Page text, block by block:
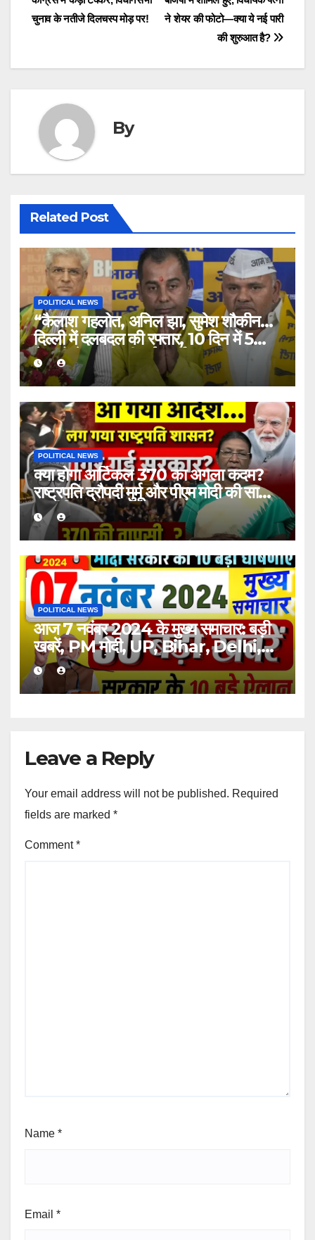
navigation
ने शेयर की फोटो—क्या ये नई पारी
की शुरुआत है?
चुनाव के नतीजे दिलचस्प मोड़ पर!
By
Related Post
POLITICAL NEWS
“कैलाश गहलोत, अनिल झा, सुमेश शौकीन…
दिल्ली में दलबदल की रफ्तार, 10 दिन में 5
नेताओं ने जॉइन की नई पार्टी”
POLITICAL NEWS
क्या होगा आर्टिकल 370 का अगला कदम?
राष्ट्रपति द्रौपदी मुर्मू और पीएम मोदी की साझा
रणनीति
POLITICAL NEWS
आज 7 नवंबर 2024 के मुख्य समाचार: बड़ी
खबरें, PM मोदी, UP, Bihar, Delhi,
SBI | आज के ताजातरीन अपडेट्स
Leave a Reply
Your email address will not be published. Required
fields are marked *
Comment*
Name *
Email *